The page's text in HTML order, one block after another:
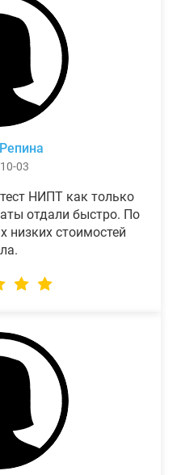
03
НИПТ как только
отдали быстро. По
низких стоимостей